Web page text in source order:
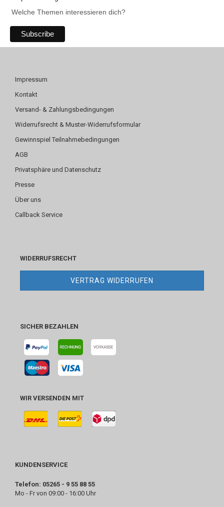
Welche Themen interessieren dich?
Impressum
Kontakt
Versand- & Zahlungsbedingungen
Widerrufsrecht & Muster-Widerrufsformular
Gewinnspiel Teilnahmebedingungen
AGB
Privatsphäre und Datenschutz
Presse
Über uns
Callback Service
WIDERRUFSRECHT
VERTRAG WIDERRUFEN
SICHER BEZAHLEN
WIR VERSENDEN MIT
KUNDENSERVICE
Telefon: 05265 - 9 55 88 55
Mo - Fr von 09:00 - 16:00 Uhr